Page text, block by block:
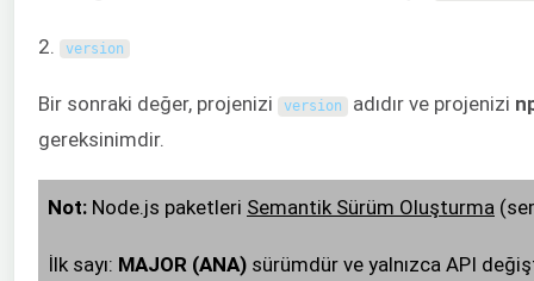
2. version
Bir sonraki değer, projenizi version adıdır ve projenizi
gereksinimdir.
Not: Node.js paketleri Semantik Sürüm Oluşturma
İlk sayı: MAJOR (ANA) sürümdür ve yalnızca API